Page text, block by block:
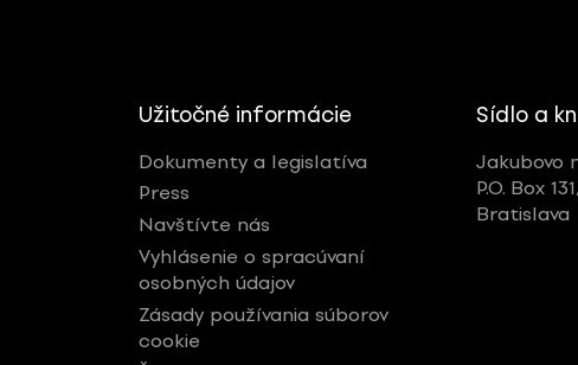
Užitočné informácie
Dokumenty a legislatíva
Press
Navštívte nás
Vyhlásenie o spracúvaní
osobných údajov
Zásady používania súborov
cookie
Sídlo a
Jakubovo
P.O. Box
Bratislava